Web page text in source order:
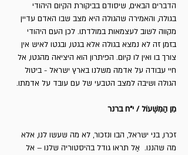
הדברים הבאים, שיסודם בביקורת הקיום היהודי
בגולה, והאמירה שהגולה היא מצב שבו האדם עדיין
מקווה לשוב לעצמאות במולדתו. לכן העם היהודי
בזמן זה לא נמצא בגולה אלא בגטו, ובגטו לאיש אין
צורך בו ואין לו קיום. הפיתרון הוא היציאה מהגטו, אל
חיי עבודה על אדמה משלנו בארץ ישראל - ביטול
הגולה ושיבה למצב הטבעי של עם עובד על אדמתו.
מִן הַמִּשְׁעוֹל / י"ח ברנר
זכרו, בני ישראל, הבו ונזכור, לא מה שעשו לנו, אלא
מה שהננו. אַל תראו גודל בהיסטוריה שלנו – אל